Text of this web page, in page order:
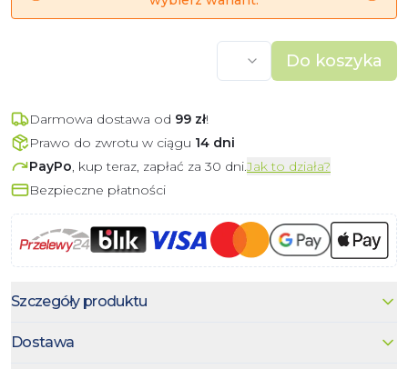
Do koszyka
Darmowa dostawa od 99 zł!
Prawo do zwrotu w ciągu 14 dni
PayPo, kup teraz, zapłać za 30 dni.Jak to działa?
Bezpieczne płatności
Szczegóły produktu
Dostawa